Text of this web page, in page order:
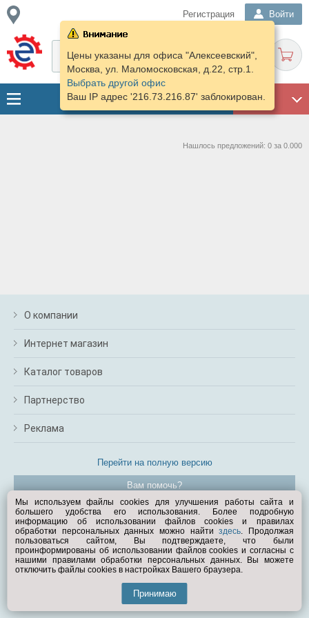
Регистрация Войти
ГАРАЖ
Цены указаны для офиса "Алексеевский",
Москва, ул. Маломосковская, д.22, стр.1.
Выбрать другой офис
Ваш IP адрес '216.73.216.87' заблокирован.
Нашлось предложений: 0 за 0.000
О компании
Интернет магазин
Каталог товаров
Партнерство
Реклама
Перейти на полную версию
Вам помочь?
© Exist.ru 1998—2026
Мы используем файлы cookies для улучшения работы сайта и
большего удобства его использования. Более подробную
информацию об использовании файлов cookies и правилах
обработки персональных данных можно найтиздесь. Продолжая
пользоваться сайтом, Вы подтверждаете, что были
проинформированы об использовании файлов cookies и согласны с
нашими правилами обработки персональных данных. Вы можете
отключить файлы cookies в настройках Вашего браузера.
Принимаю